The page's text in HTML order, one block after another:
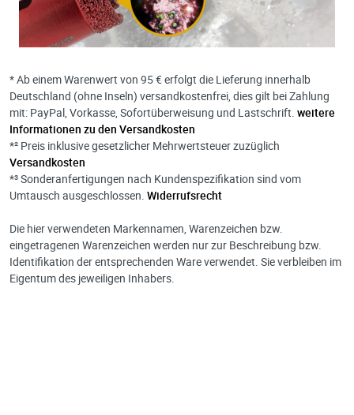
* Ab einem Warenwert von 95 € erfolgt die Lieferung innerhalb
Deutschland (ohne Inseln) versandkostenfrei, dies gilt bei Zahlung
mit: PayPal, Vorkasse, Sofortüberweisung und Lastschrift. weitere
Informationen zu den Versandkosten
*² Preis inklusive gesetzlicher Mehrwertsteuer zuzüglich
Versandkosten
*³ Sonderanfertigungen nach Kundenspezifikation sind vom
Umtausch ausgeschlossen. Widerrufsrecht
Die hier verwendeten Markennamen, Warenzeichen bzw.
eingetragenen Warenzeichen werden nur zur Beschreibung bzw.
Identifikation der entsprechenden Ware verwendet. Sie verbleiben im
Eigentum des jeweiligen Inhabers.